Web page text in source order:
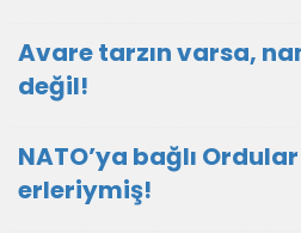
Avare tarzın varsa,
değil!
NATO’ya bağlı
erleriymiş!